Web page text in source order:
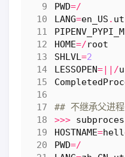
PWD=/
LANG=en_US .
HOME=/root
SHLVL=2
LESSOPEN=||/
## 不继承父进程
>>>
HOSTNAME=
PWD=/